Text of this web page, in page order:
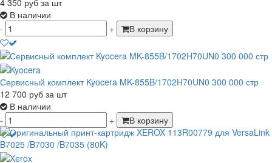
В наличии
-
+ В корзину
Сервисный комплект Kyocera MK-855B/1702H70UN0 300 000 стр
12 700 руб за шт
В наличии
-
+ В корзину